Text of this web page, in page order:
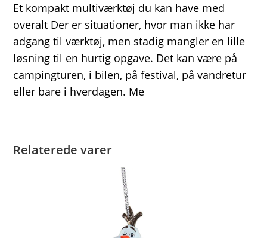
Et kompakt multiværktøj du kan have med
overalt Der er situationer, hvor man ikke har
adgang til værktøj, men stadig mangler en lille
løsning til en hurtig opgave. Det kan være på
campingturen, i bilen, på festival, på vandretur
eller bare i hverdagen. Me
Relaterede varer